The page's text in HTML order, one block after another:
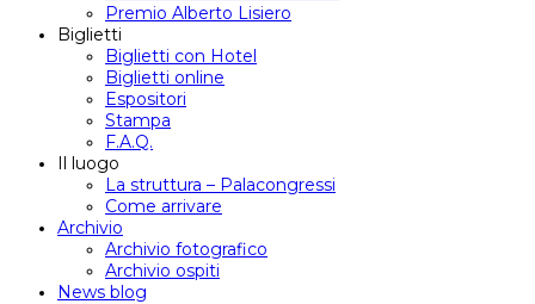
Premio Alberto Lisiero
Biglietti
Biglietti con Hotel
Biglietti online
Espositori
Stampa
F.A.Q.
Il luogo
La struttura – Palacongressi
Come arrivare
Archivio
Archivio fotografico
Archivio ospiti
News blog